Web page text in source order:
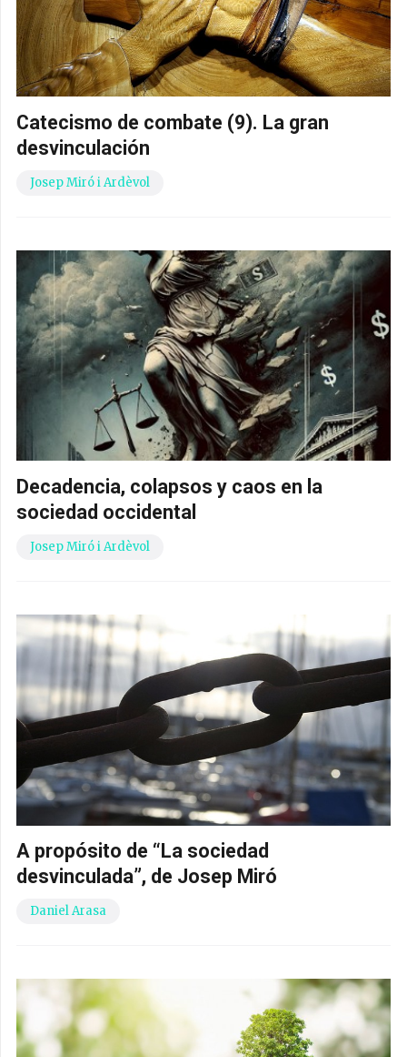
Catecismo de combate (9). La gran
desvinculación
Josep Miró i Ardèvol
Decadencia, colapsos y caos en la
sociedad occidental
Josep Miró i Ardèvol
A propósito de “La sociedad
desvinculada”, de Josep Miró
Daniel Arasa